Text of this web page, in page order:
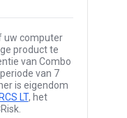
uw computer
product te
van Combo
van 7
is eigendom
RCS LT, het